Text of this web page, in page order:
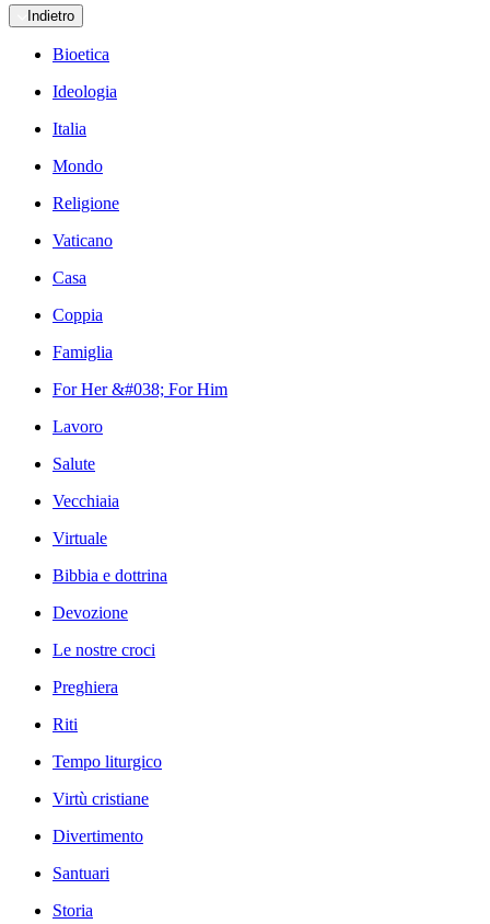
Indietro
Bioetica
Ideologia
Italia
Mondo
Religione
Vaticano
Casa
Coppia
Famiglia
For Her &#038; For Him
Lavoro
Salute
Vecchiaia
Virtuale
Bibbia e dottrina
Devozione
Le nostre croci
Preghiera
Riti
Tempo liturgico
Virtù cristiane
Divertimento
Santuari
Storia